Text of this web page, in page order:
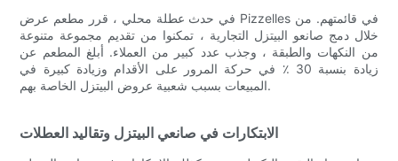
في حدث عطلة محلي ، قرر مطعم عرض Pizzelles في قائمتهم. من
خلال دمج صانعو البيتزل التجارية ، تمكنوا من تقديم مجموعة متنوعة
من النكهات والطبقة ، وجذب عدد كبير من العملاء. أبلغ المطعم عن
زيادة بنسبة 30 ٪ في حركة المرور على الأقدام وزيادة كبيرة في
المبيعات بسبب شعبية عروض البيتزل الخاصة بهم.
الابتكارات في صانعي البيتزل وتقاليد العطلات